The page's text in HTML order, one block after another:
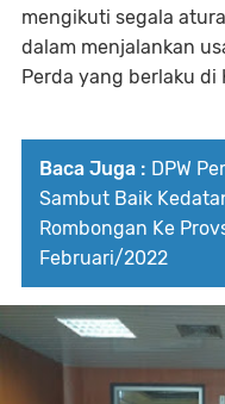
mengikuti segala
dalam menjalankan
Perda yang berlaku di
Baca Juga : DPW
Sambut Baik
Rombongan Ke
Februari/2022